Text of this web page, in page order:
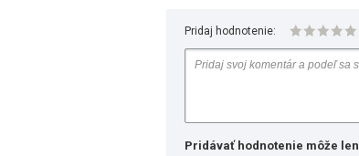
Pridaj hodnotenie:
Pridávať hodnotenie môže len